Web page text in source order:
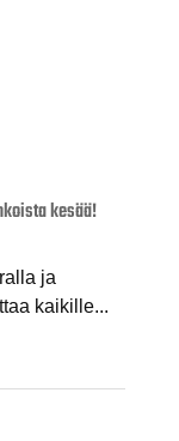
kesää!
ja
kaikille...